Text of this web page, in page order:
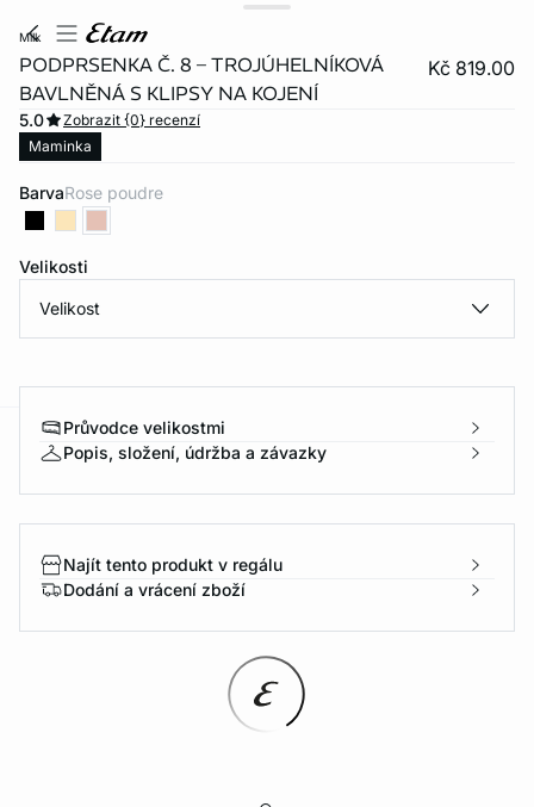
milk
PODPRSENKA Č. 8 – TROJÚHELNÍKOVÁ
BAVLNĚNÁ S KLIPSY NA KOJENÍ
Kč 819.00
5.0
Zobrazit {0} recenzí
Maminka
Barva rose poudre
Velikosti
Velikost
Průvodce velikostmi
Popis, složení, údržba a závazky
Najít tento produkt v regálu
Dodání a vrácení zboží